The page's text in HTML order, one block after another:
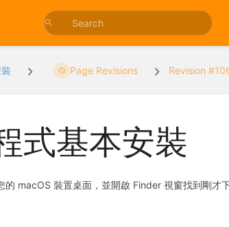
Page Revisions Revision
式基本安裝
的 macOS 裝置桌面，並開啟 Finder 視窗找到剛